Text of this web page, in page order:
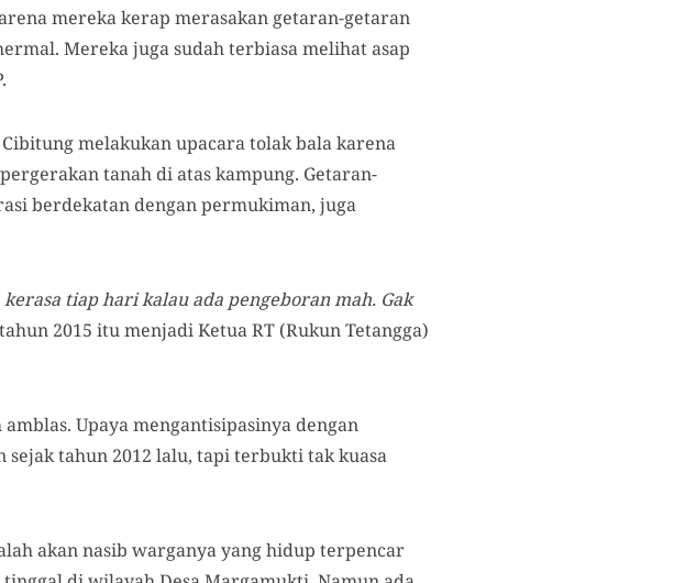
mereka kerap merasakan getaran-getaran
Mereka juga sudah terbiasa melihat asap
melakukan upacara tolak bala karena
tanah di atas kampung. Getaran-
berdekatan dengan permukiman, juga
tiap hari kalau ada pengeboran mah. Gak
2015 itu menjadi Ketua RT (Rukun Tetangga)
Upaya mengantisipasinya dengan
sejak tahun 2012 lalu, tapi terbukti tak kuasa
akan nasib warganya yang hidup terpencar